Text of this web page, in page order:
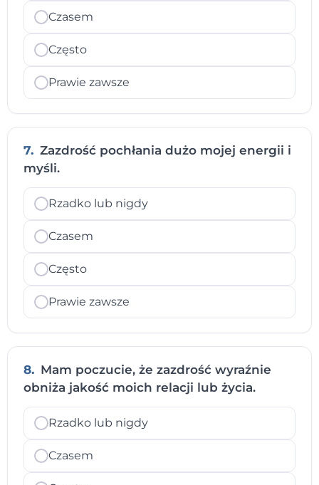
Czasem
Często
Prawie zawsze
7. Zazdrość pochłania dużo mojej energii i
myśli.
Rzadko lub nigdy
Czasem
Często
Prawie zawsze
8. Mam poczucie, że zazdrość wyraźnie
obniża jakość moich relacji lub życia.
Rzadko lub nigdy
Czasem